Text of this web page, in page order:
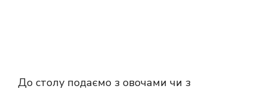
До столу подаємо з овочами чи з